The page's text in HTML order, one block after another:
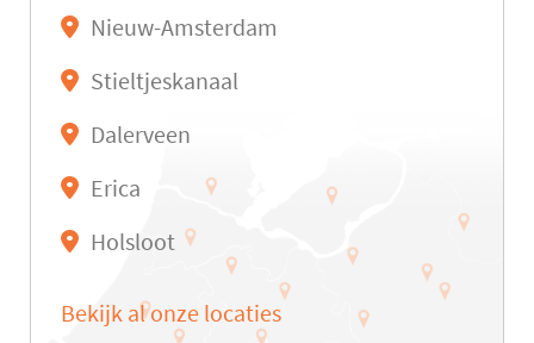
Nieuw-Amsterdam
Stieltjeskanaal
Dalerveen
Erica
Holsloot
Bekijk al onze locaties